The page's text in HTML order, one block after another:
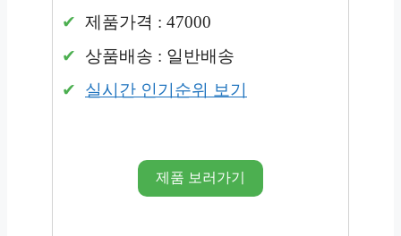
제품가격 : 47000
상품배송 : 일반배송
실시간 인기순위 보기
제품 보러가기